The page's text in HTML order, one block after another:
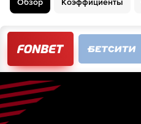
Эрмал Красники
Lindon Emerllahu
Велдин Ходжа
46´
Обзор Коэффициенты